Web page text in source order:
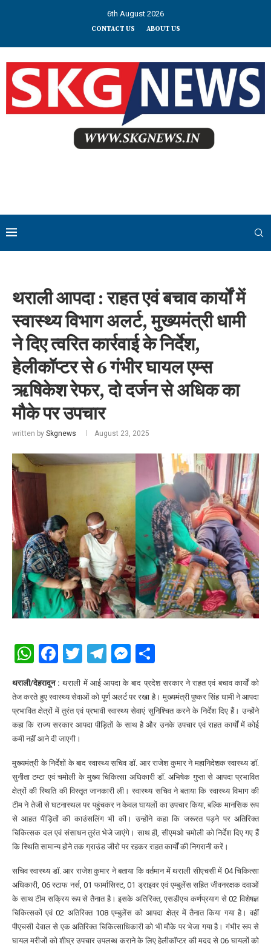
6th August 2026
CONTACT US ABOUT US
थराली आपदा : राहत एवं बचाव कार्यों में
स्वास्थ्य विभाग अलर्ट, मुख्यमंत्री धामी
ने दिए त्वरित कार्रवाई के निर्देश,
हेलीकॉप्टर से 6 गंभीर घायल एम्स
ऋषिकेश रेफर, दो दर्जन से अधिक का
मौके पर उपचार
written by Skgnews August 23, 2025
WhatsApp
Facebook
Twitter
Telegram
Messenger
थराली/देहरादून : थराली में आई आपदा के बाद प्रदेश सरकार ने राहत एवं बचाव कार्यों को
तेज करते हुए स्वास्थ्य सेवाओं को पूर्ण अलर्ट पर रखा है। मुख्यमंत्री पुष्कर सिंह धामी ने आपदा
प्रभावित क्षेत्रों में तुरंत एवं प्रभावी स्वास्थ्य सेवाएं सुनिश्चित करने के निर्देश दिए हैं। उन्होंने
कहा कि राज्य सरकार आपदा पीड़ितों के साथ है और उनके उपचार एवं राहत कार्यों में कोई
कमी नहीं आने दी जाएगी।
मुख्यमंत्री के निर्देशों के बाद स्वास्थ्य सचिव डॉ. आर राजेश कुमार ने महानिदेशक स्वास्थ्य डॉ.
सुनीता टम्टा एवं चमोली के मुख्य चिकित्सा अधिकारी डॉ. अभिषेक गुप्ता से आपदा प्रभावित
क्षेत्रों की स्थिति की विस्तृत जानकारी ली। स्वास्थ्य सचिव ने बताया कि स्वास्थ्य विभाग की
टीम ने तेजी से घटनास्थल पर पहुंचकर न केवल घायलों का उपचार किया, बल्कि मानसिक रूप
से आहत पीड़ितों की काउंसलिंग भी की। उन्होंने कहा कि जरूरत पड़ने पर अतिरिक्त
चिकित्सक दल एवं संसाधन तुरंत भेजे जाएंगे। साथ ही, सीएमओ चमोली को निर्देश दिए गए हैं
कि स्थिति सामान्य होने तक ग्राउंड जीरो पर रहकर राहत कार्यों की निगरानी करें।
सचिव स्वास्थ्य डॉ. आर राजेश कुमार ने बताया कि वर्तमान में थराली सीएचसी में 04 चिकित्सा
अधिकारी, 06 स्टाफ नर्स, 01 फार्मासिस्ट, 01 ड्राइवर एवं एम्बुलेंस सहित जीवनरक्षक दवाओं
के साथ टीम सक्रिय रूप से तैनात है। इसके अतिरिक्त, एसडीएच कर्णप्रयाग से 02 विशेषज्ञ
चिकित्सकों एवं 02 अतिरिक्त 108 एम्बुलेंस को आपदा क्षेत्र में तैनात किया गया है। वहीं
पीएचसी देवाल से एक अतिरिक्त चिकित्साधिकारी को भी मौके पर भेजा गया है। गंभीर रूप से
घायल मरीजों को शीघ्र उपचार उपलब्ध कराने के लिए हेलीकॉप्टर की मदद से 06 घायलों को